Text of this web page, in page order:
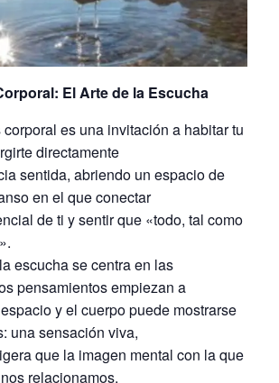
El Arte de la Escucha
es una invitación a habitar tu
directamente
sentida, abriendo un espacio de
en el que conectar
de ti y sentir que «todo, tal como
escucha se centra en las
pensamientos empiezan a
y el cuerpo puede mostrarse
una sensación viva,
que la imagen mental con la que
relacionamos.